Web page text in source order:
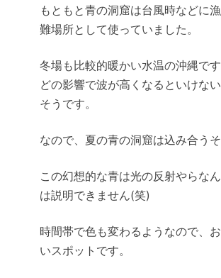
もともと青の洞窟は台風時などに
難場所として使っていました。
冬場も比較的暖かい水温の沖縄で
どの影響で波が高くなるといけな
そうです。
なので、夏の青の洞窟は込み合う
この幻想的な青は光の反射やらな
は説明できません(笑)
時間帯で色も変わるようなので、
いスポットです。